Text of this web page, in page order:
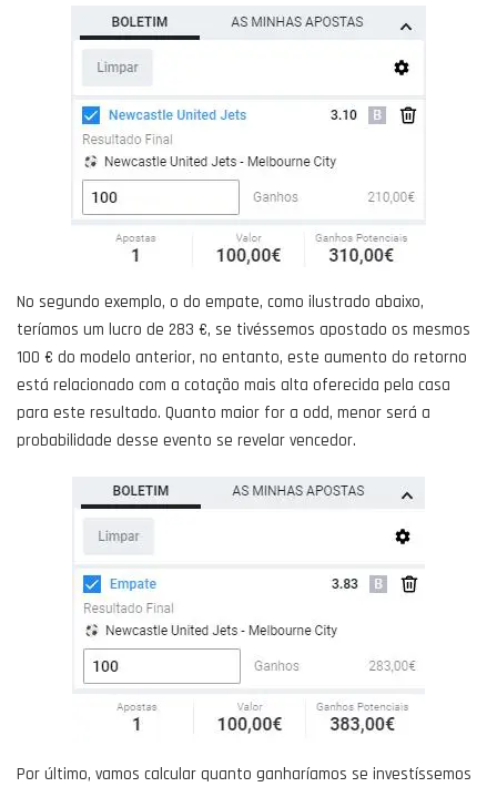
No segundo exemplo, o do empate, como ilustrado abaixo,
teríamos um lucro de 283 €, se tivéssemos apostado os mesmos
100 € do modelo anterior, no entanto, este aumento do retorno
está relacionado com a cotação mais alta oferecida pela casa
para este resultado. Quanto maior for a odd, menor será a
probabilidade desse evento se revelar vencedor.
Por último, vamos calcular quanto ganharíamos se investíssemos